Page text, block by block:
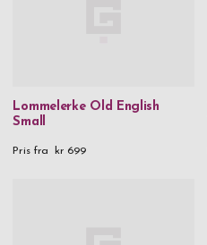
Lommelerke Old English
Small
Pris fra kr 699